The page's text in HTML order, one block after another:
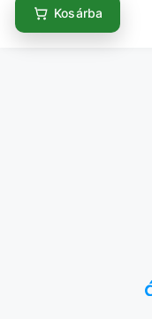
Kosárba